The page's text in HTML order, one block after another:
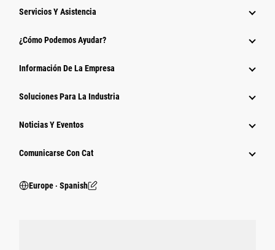
Servicios Y Asistencia
¿Cómo Podemos Ayudar?
Información De La Empresa
Soluciones Para La Industria
Noticias Y Eventos
Comunicarse Con Cat
Europe ‧ Spanish